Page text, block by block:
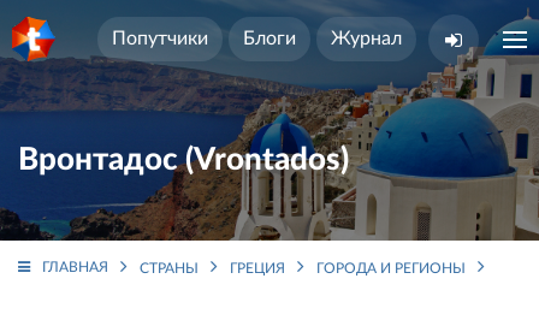
Попутчики Блоги Журнал
Вронтадос (Vrontados)
ГЛАВНАЯ СТРАНЫ ГРЕЦИЯ ГОРОДА И РЕГИОНЫ